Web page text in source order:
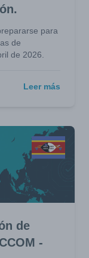
para
de
de 2026.
Leer más
de
-